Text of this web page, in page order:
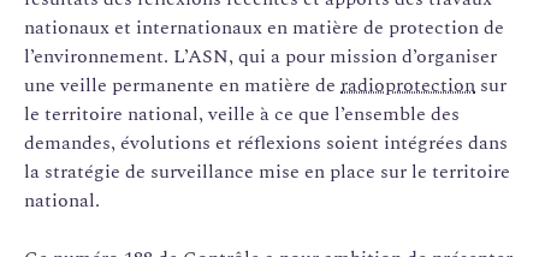
nationaux et internationaux en matière de protection de
l’environnement. L’ASN, qui a pour mission d’organiser
une veille permanente en matière de radioprotection sur
le territoire national, veille à ce que l’ensemble des
demandes, évolutions et réflexions soient intégrées dans
la stratégie de surveillance mise en place sur le territoire
national.